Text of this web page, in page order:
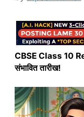
CBSE Class 10
संभावित तारीख!